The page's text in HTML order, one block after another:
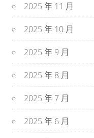
2025 年 11 月
2025 年 10 月
2025 年 9 月
2025 年 8 月
2025 年 7 月
2025 年 6 月